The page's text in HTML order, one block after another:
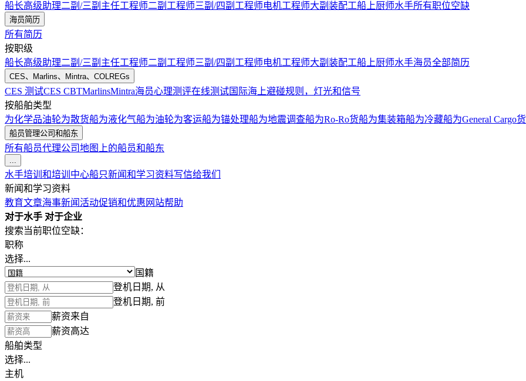
船长高级助理二副/三副 主任工程师二副工程师三副/四副工程师电机工程师大副 装配工船上厨师水手所有职位空缺
海员简历
所有简历
按职级
船长高级助理二副/三副 主任工程师二副工程师三副/四副工程师电机工程师大副 装配工船上厨师水手海员全部简历
CES、Marlins、Mintra、COLREGs
CES 测试CES CBTMarlinsMintra海员心理测评在线测试国际海上避碰规则，灯光和信号
按船舶类型
为化学品油轮为散货船为液化气船为油轮为客运船为锚处理船为地震调查船为Ro-Ro货船为集装箱船为冷藏船为General Cargo
船员管理公司和船东
所有船员代理公司地图上的船员和船东
...
水手培训和培训中心船只新闻和学习资料写信给我们
新闻和学习资料
教育文章海事新闻活动促销和优惠 网站帮助
对于水手 对于企业
搜索当前职位空缺：
职称
选择...
国籍
登机日期, 从
登机日期, 前
薪资来自
薪资高达
船舶类型
选择...
主机